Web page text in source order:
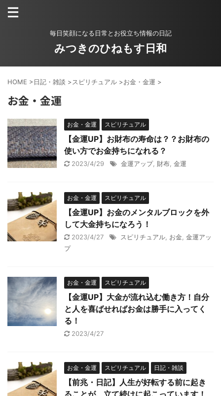
毎日笑顔になる日常とお役立ち情報の日記
みつきのひねもす日和
HOME >日記・雑談 >スピリチュアル >お金・金運 >
お金・金運
お金・金運 スピリチュアル
【金運UP】お財布の寿命は？？お財布の
使い方でお金持ちになれる？
2023/4/29 金運アップ, 財布 金運
お金・金運 スピリチュアル
【金運UP】お金のメンタルブロックを外
して大金持ちになろう！
2023/4/27 スピリチュアル お金 金運アッ
プ
お金・金運 スピリチュアル
【金運UP】大金が流れ込む働き方！自分
と人を喜ばせればお金は勝手に入ってく
る！
2023/4/27
お金・金運 スピリチュアル 日記・雑談
【前兆・日記】人生が好転する前に起き
ることが、立て続けに起こっています！